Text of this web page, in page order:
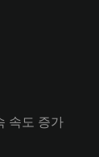
속도 증가